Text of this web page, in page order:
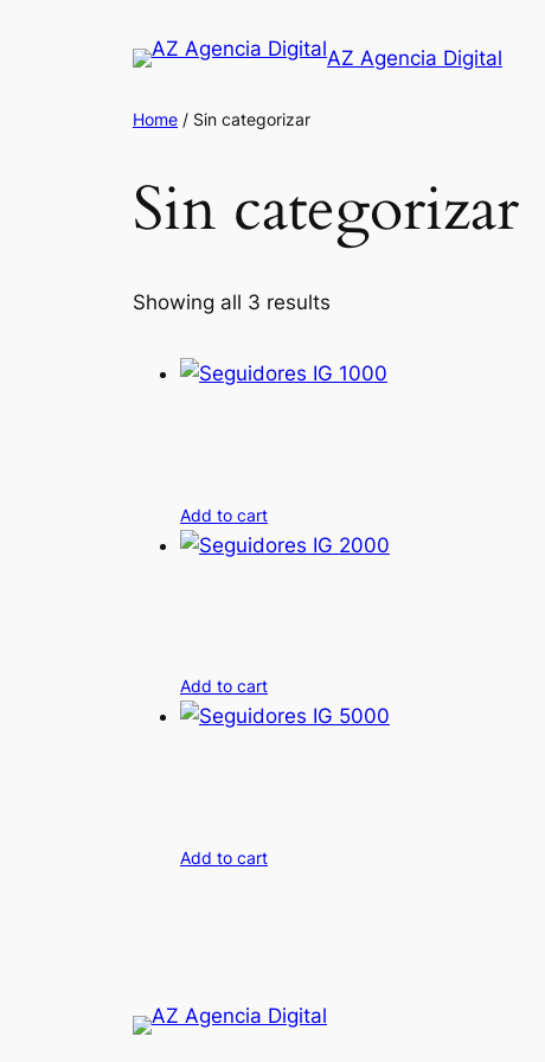
AZ Agencia Digital
Home / Sin categorizar
Sin categorizar
Showing all 3 results
Add to cart
Add to cart
Add to cart